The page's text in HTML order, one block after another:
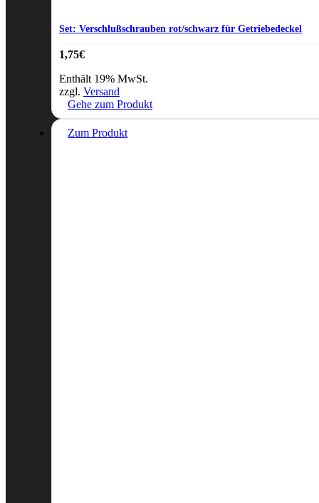
Set: Verschlußschrauben rot/schwarz für Getriebedeckel
1,75€
Enthält 19% MwSt.
zzgl. Versand
Gehe zum Produkt
Zum Produkt